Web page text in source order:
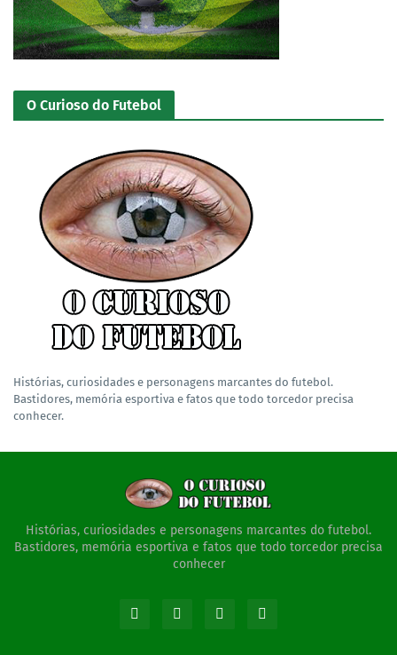
O Curioso do Futebol
Histórias, curiosidades e personagens marcantes do futebol.
Bastidores, memória esportiva e fatos que todo torcedor precisa
conhecer.
Histórias, curiosidades e personagens marcantes do futebol.
Bastidores, memória esportiva e fatos que todo torcedor precisa
conhecer